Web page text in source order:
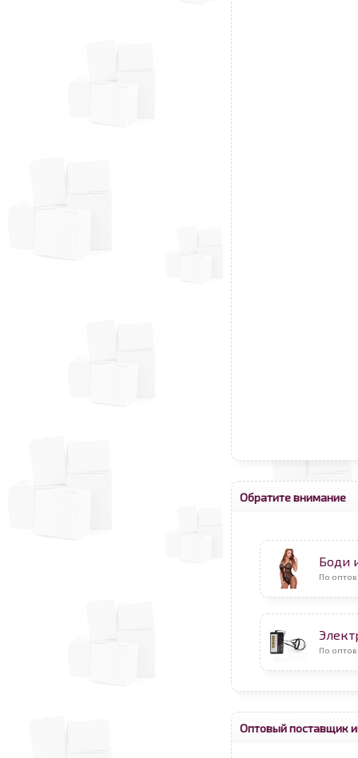
Обратите внимание
Боди
По
По
Оптовый поставщик